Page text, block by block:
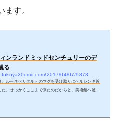
さんに花を買うための花屋と、一緒に食事に行くため
ます。
ンランドミッドセンチュリーのデ
る
2017/04/07/9873
、ルーネベリタルトのマグを受け取りにヘルシンキ近
た。せっかくここまで来たのだからと、美術館へ足を